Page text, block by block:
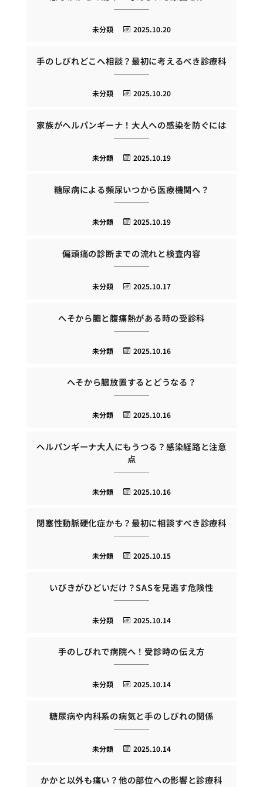
2025.10.20
未分類
手のしびれどこへ相談？最初に考えるべき診療科
2025.10.20
未分類
家族がヘルパンギーナ！大人への感染を防ぐには
2025.10.19
未分類
糖尿病による頻尿いつから医療機関へ？
2025.10.19
未分類
偏頭痛の診断までの流れと検査内容
2025.10.17
未分類
へそから膿と腹痛熱がある時の受診科
2025.10.16
未分類
へそから膿放置するとどうなる？
2025.10.16
未分類
ヘルパンギーナ大人にもうつる？感染経路と注意
点
2025.10.16
未分類
閉塞性動脈硬化症かも？最初に相談すべき診療科
2025.10.15
未分類
いびきがひどいだけ？SASを見逃す危険性
2025.10.14
未分類
手のしびれで病院へ！受診時の伝え方
2025.10.14
未分類
糖尿病や内科系の病気と手のしびれの関係
2025.10.14
未分類
かかと以外も痛い？他の部位への影響と診療科